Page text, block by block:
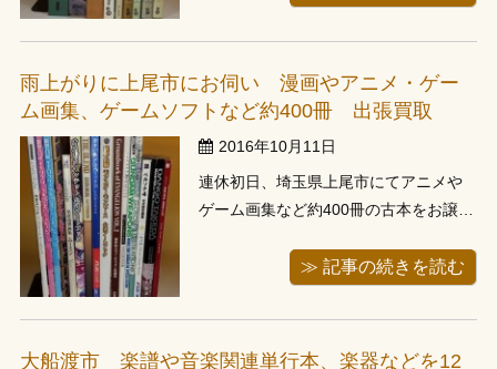
た。 建築関連の本があるとのことを事
前に聞いておりました。 内容は、フラ
ンクル・ロイド・ライト建築透視図集
や古...
雨上がりに上尾市にお伺い 漫画やアニメ・ゲー
ム画集、ゲームソフトなど約400冊 出張買取
2016年10月11日
連休初日、埼玉県上尾市にてアニメや
ゲーム画集など約400冊の古本をお譲り
おり、弱くなってきたところにお電話
っており助かりました。お引っ越しに
よる蔵書整理ということでお伺いしま
≫ 記事の続きを読む
大船渡市 楽譜や音楽関連単行本、楽器などを12